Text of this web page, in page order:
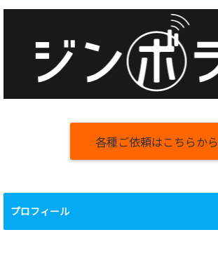
各種ご依頼はこちらから
プロフィール